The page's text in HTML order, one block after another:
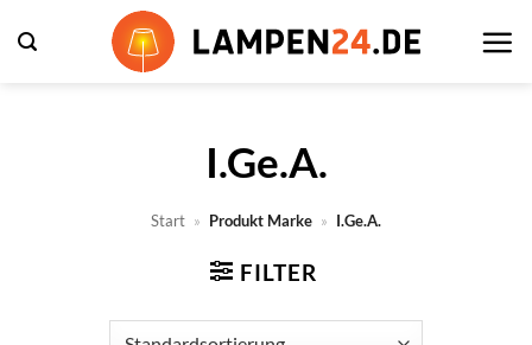
Inhalt
I.Ge.A.
Start » Produkt Marke » I.Ge.A.
FILTER